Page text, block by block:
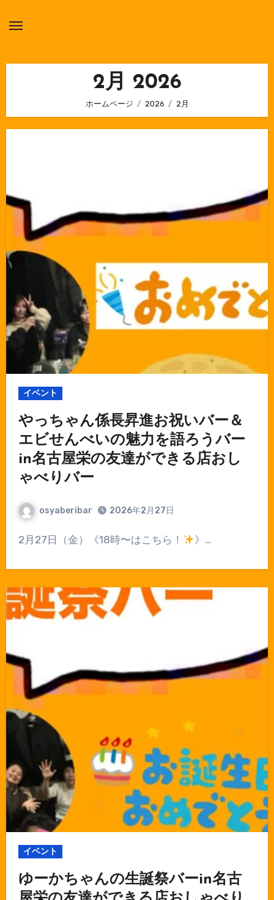
2月 2026
ホームページ 2026 2月
イベント
やっちゃん係長昇進お祝いバー＆
エビせんべいの魅力を語ろうバー
in名古屋栄の友達ができる店おし
ゃべりバー
osyaberibar 2026年2月27日
2月27日（金）《18時〜はこちら！ 》…
イベント
ゆーかちゃんの生誕祭バーin名古